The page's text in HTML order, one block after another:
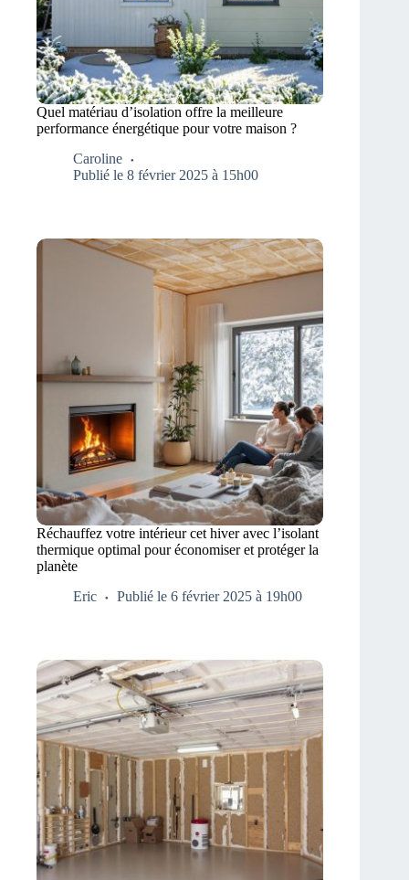
Quel matériau d’isolation offre la meilleure
performance énergétique pour votre maison ?
Caroline
Publié le 8 février 2025 à 15h00
Réchauffez votre intérieur cet hiver avec l’isolant
thermique optimal pour économiser et protéger la
planète
Eric
Publié le 6 février 2025 à 19h00